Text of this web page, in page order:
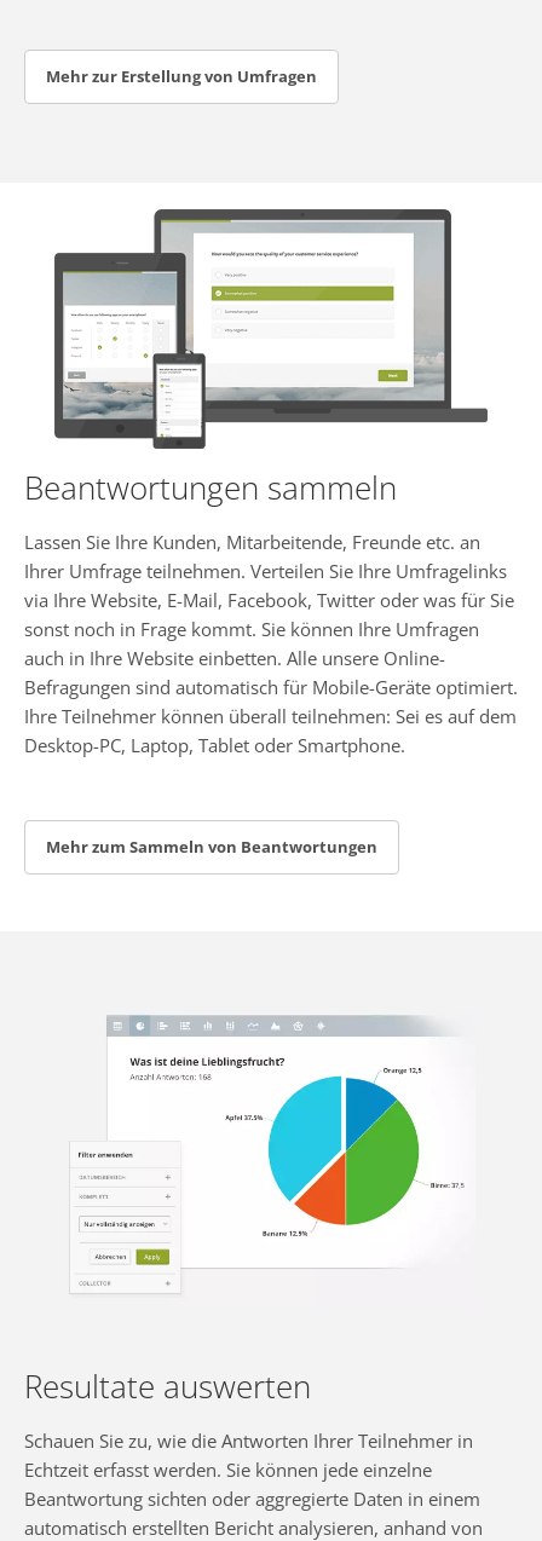
Mehr zur Erstellung von Umfragen
Beantwortungen sammeln
Lassen Sie Ihre Kunden, Mitarbeitende, Freunde etc. an
Ihrer Umfrage teilnehmen. Verteilen Sie Ihre Umfragelinks
via Ihre Website, E-Mail, Facebook, Twitter oder was für Sie
sonst noch in Frage kommt. Sie können Ihre Umfragen
auch in Ihre Website einbetten. Alle unsere Online-
Befragungen sind automatisch für Mobile-Geräte optimiert.
Ihre Teilnehmer können überall teilnehmen: Sei es auf dem
Desktop-PC, Laptop, Tablet oder Smartphone.
Mehr zum Sammeln von Beantwortungen
Resultate auswerten
Schauen Sie zu, wie die Antworten Ihrer Teilnehmer in
Echtzeit erfasst werden. Sie können jede einzelne
Beantwortung sichten oder aggregierte Daten in einem
automatisch erstellten Bericht analysieren, anhand von